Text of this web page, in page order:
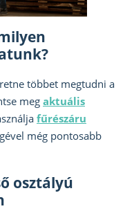
többet megtudni a
megaktuális
fűrészáru
még pontosabb
osztályú